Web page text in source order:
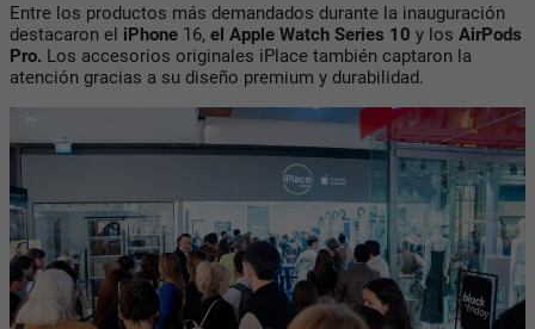
Entre los productos más demandados durante la inauguración
destacaron el iPhone 16, el Apple Watch Series 10 y los AirPods
Pro. Los accesorios originales iPlace también captaron la
atención gracias a su diseño premium y durabilidad.